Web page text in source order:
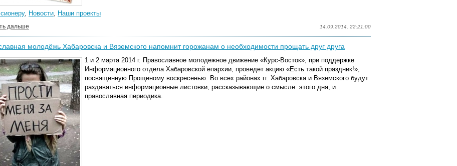
, Новости, Наши проекты
14.09.2014, 22:21:00
дальше
молодёжь Хабаровска и Вяземского напомнит горожанам о необходимости прощать друг друга
1 и 2 марта 2014 г. Православное молодежное движение «Курс-Восток», при поддержке
Информационного отдела Хабаровской епархии, проведет акцию «Есть такой праздник!»,
посвященную Прощеному воскресенью. Во всех районах гг. Хабаровска и Вяземского будут
раздаваться информационные листовки, рассказывающие о смысле этого дня, и
православная периодика.